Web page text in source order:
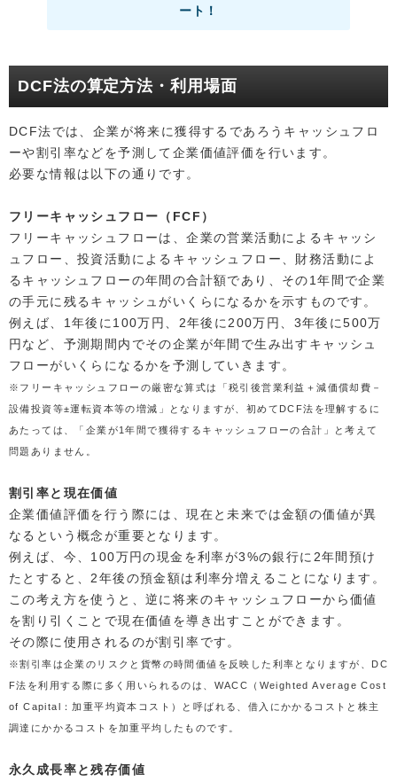
ート！
DCF法の算定方法・利用場面
DCF法では、企業が将来に獲得するであろうキャッシュフロ
ーや割引率などを予測して企業価値評価を行います。
必要な情報は以下の通りです。
フリーキャッシュフロー（FCF）
フリーキャッシュフローは、企業の営業活動によるキャッシ
ュフロー、投資活動によるキャッシュフロー、財務活動によ
るキャッシュフローの年間の合計額であり、その1年間で企業
の手元に残るキャッシュがいくらになるかを示すものです。
例えば、1年後に100万円、2年後に200万円、3年後に500万
円など、予測期間内でその企業が年間で生み出すキャッシュ
フローがいくらになるかを予測していきます。
※フリーキャッシュフローの厳密な算式は「税引後営業利益＋減価償却費－
設備投資等±運転資本等の増減」となりますが、初めてDCF法を理解するに
あたっては、「企業が1年間で獲得するキャッシュフローの合計」と考えて
問題ありません。
割引率と現在価値
企業価値評価を行う際には、現在と未来では金額の価値が異
なるという概念が重要となります。
例えば、今、100万円の現金を利率が3%の銀行に2年間預け
たとすると、2年後の預金額は利率分増えることになります。
この考え方を使うと、逆に将来のキャッシュフローから価値
を割り引くことで現在価値を導き出すことができます。
その際に使用されるのが割引率です。
※割引率は企業のリスクと貨幣の時間価値を反映した利率となりますが、DC
F法を利用する際に多く用いられるのは、WACC（Weighted Average Cost
of Capital：加重平均資本コスト）と呼ばれる、借入にかかるコストと株主
調達にかかるコストを加重平均したものです。
永久成長率と残存価値